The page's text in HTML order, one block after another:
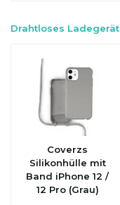
Drahtloses Ladegerät
Coverzs
Silikonhülle mit
Band iPhone 12 /
12 Pro (Grau)